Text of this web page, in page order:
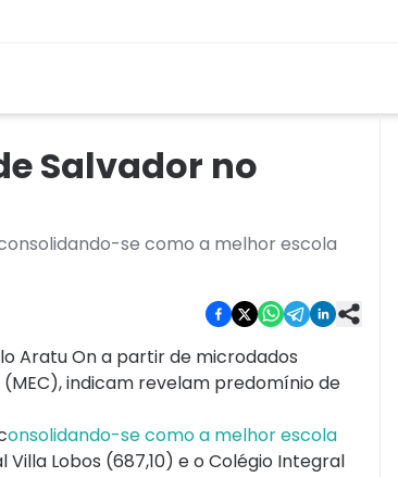
Salvador no
se como a melhor escola
Aratu On a partir de microdados
indicam revelam predomínio de
onsolidando-se como a melhor escola
Lobos (687,10) e o Colégio Integral